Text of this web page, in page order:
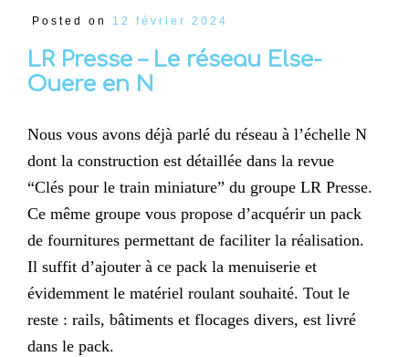
Posted on 12 février 2024
LR Presse – Le réseau Else-
Ouere en N
Nous vous avons déjà parlé du réseau à l’échelle N
dont la construction est détaillée dans la revue
“Clés pour le train miniature” du groupe LR Presse.
Ce même groupe vous propose d’acquérir un pack
de fournitures permettant de faciliter la réalisation.
Il suffit d’ajouter à ce pack la menuiserie et
évidemment le matériel roulant souhaité. Tout le
reste : rails, bâtiments et flocages divers, est livré
dans le pack.